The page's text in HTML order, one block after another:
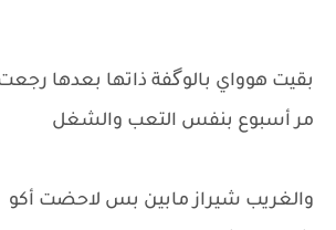
بقيت هوواي بالوگفة ذاتها بعدها
مر أسبوع بنفس التعب والشغل
والغريب شيراز مابين بس لاحضت أكو